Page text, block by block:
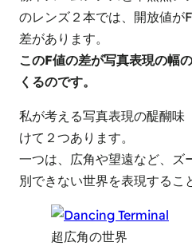
のレンズ２本では、開放値が
差があります。
このF値の差が写真表現の幅
くるのです。
私が考える写真表現の醍醐味
けて２つあります。
一つは、広角や望遠など、ズ
別できない世界を表現するこ
超広角の世界